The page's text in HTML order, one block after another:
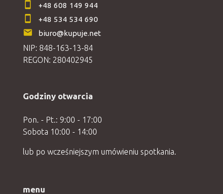
+48 608 149 944
+48 534 534 690
biuro@kupuje.net
NIP: 848-163-13-84
REGON: 280402945
Godziny otwarcia
Pon. - Pt.: 9:00 - 17:00
Sobota 10:00 - 14:00
lub po wcześniejszym umówieniu spotkania.
menu